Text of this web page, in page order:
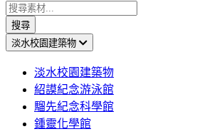
搜尋
淡水校園建築物
淡水校園建築物
紹謨紀念游泳館
騮先紀念科學館
鍾靈化學館